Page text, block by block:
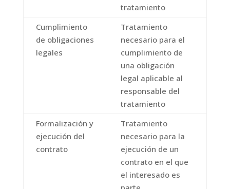
tratamiento
Cumplimiento
de obligaciones
legales
Tratamiento
necesario para el
cumplimiento de
una obligación
legal aplicable al
responsable del
tratamiento
Formalización y
ejecución del
contrato
Tratamiento
necesario para la
ejecución de un
contrato en el que
el interesado es